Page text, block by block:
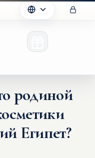
родиной
Египет?